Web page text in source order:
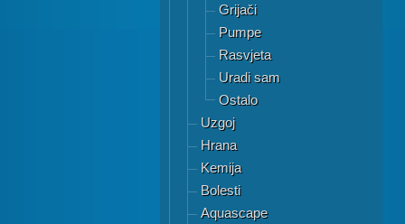
Grijači
Pumpe
Rasvjeta
Uradi sam
Ostalo
Uzgoj
Hrana
Kemija
Bolesti
Aquascape